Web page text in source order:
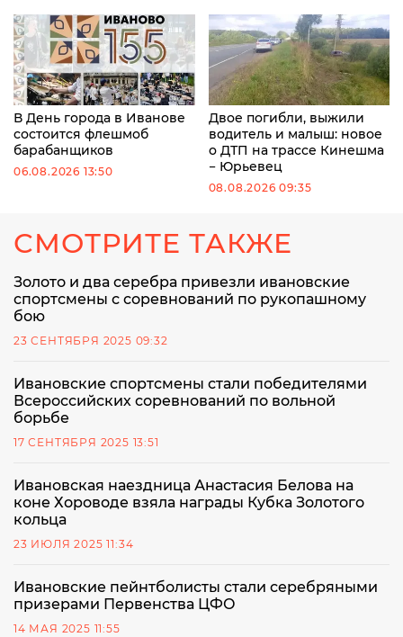
В День города в Иванове
состоится флешмоб
барабанщиков
06.08.2026 13:50
Двое погибли, выжили
водитель и малыш: новое
о ДТП на трассе Кинешма
− Юрьевец
08.08.2026 09:35
СМОТРИТЕ ТАКЖЕ
Золото и два серебра привезли ивановские
спортсмены с соревнований по рукопашному
бою
23 СЕНТЯБРЯ 2025 09:32
Ивановские спортсмены стали победителями
Всероссийских соревнований по вольной
борьбе
17 СЕНТЯБРЯ 2025 13:51
Ивановская наездница Анастасия Белова на
коне Хороводе взяла награды Кубка Золотого
кольца
23 ИЮЛЯ 2025 11:34
Ивановские пейнтболисты стали серебряными
призерами Первенства ЦФО
14 МАЯ 2025 11:55